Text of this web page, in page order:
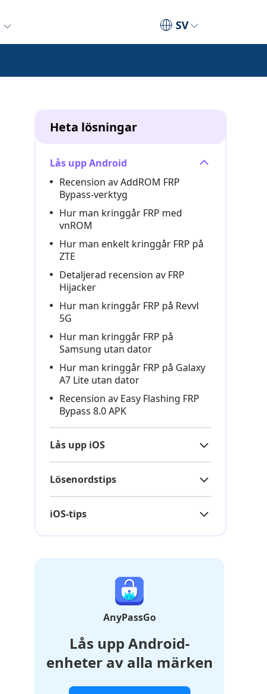
SV
Heta lösningar
Lås upp Android
Recension av AddROM FRP
Bypass-verktyg
Hur man kringgår FRP med
vnROM
Hur man enkelt kringgår FRP på
ZTE
Detaljerad recension av FRP
Hijacker
Hur man kringgår FRP på Revvl
5G
Hur man kringgår FRP på
Samsung utan dator
Hur man kringgår FRP på Galaxy
A7 Lite utan dator
Recension av Easy Flashing FRP
Bypass 8.0 APK
Lås upp iOS
Lösenordstips
iOS-tips
AnyPassGo
Lås upp Android-
enheter av alla märken